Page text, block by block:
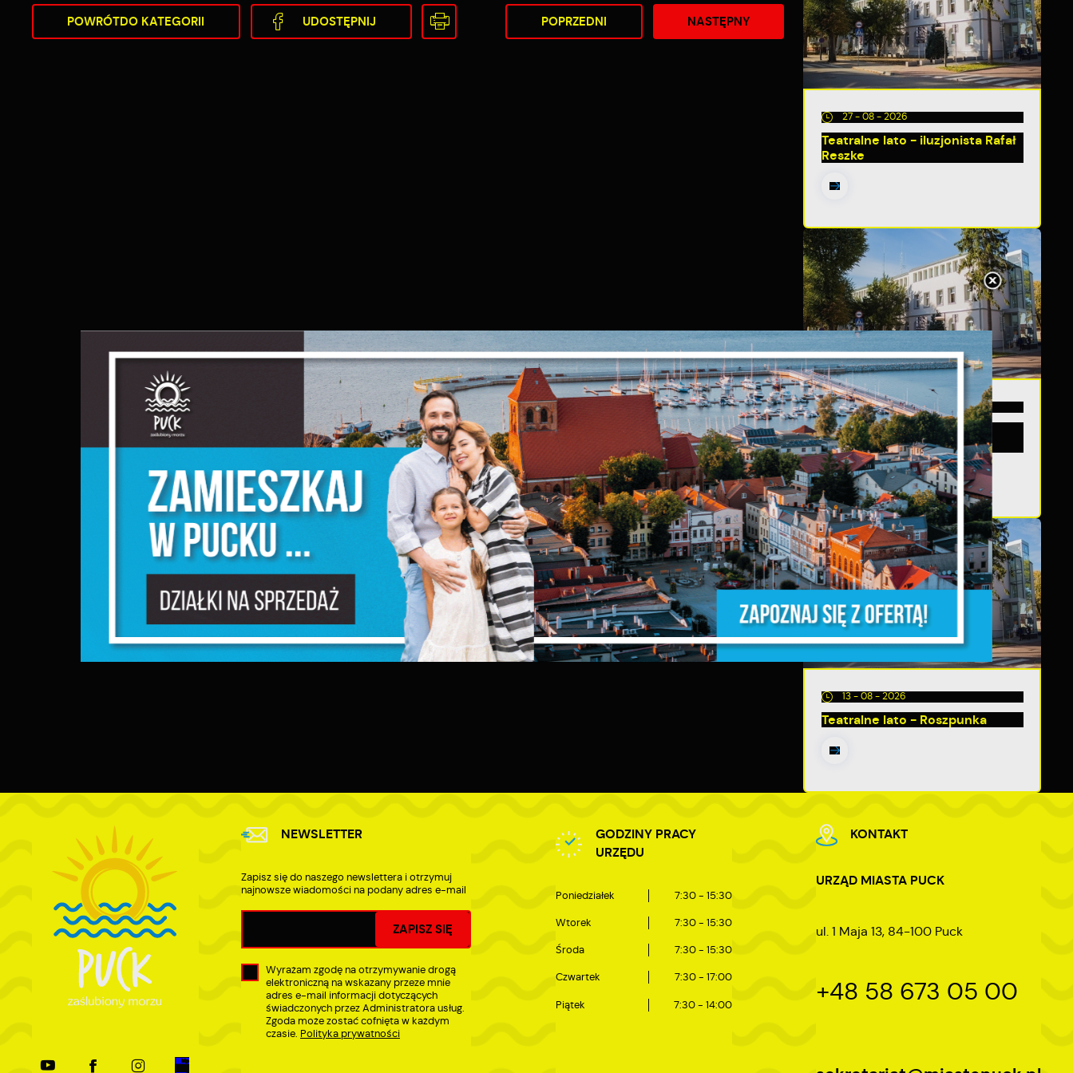
POWRÓTDO KATEGORII UDOSTĘPNIJ POPRZEDNI NASTĘPNY
27 - 08 - 2026
Teatralne lato - iluzjonista Rafał
Reszke
20 - 08 - 2026
Teatralne lato - Zdrowo i
kolorowo
13 - 08 - 2026
Teatralne lato - Roszpunka
NEWSLETTER
Zapisz się do naszego newslettera i otrzymuj
najnowsze wiadomości na podany adres e-mail
Wyrażam zgodę na otrzymywanie drogą
elektroniczną na wskazany przeze mnie
adres e-mail informacji dotyczących
świadczonych przez Administratora usług.
Zgoda może zostać cofnięta w każdym
czasie. Polityka prywatności
GODZINY PRACY
URZĘDU
Poniedziałek 7:30 - 15:30
Wtorek 7:30 - 15:30
Środa 7:30 - 15:30
Czwartek 7:30 - 17:00
Piątek 7:30 - 14:00
KONTAKT
URZĄD MIASTA PUCK
ul. 1 Maja 13, 84-100 Puck
+48 58 673 05 00
Szanujemy Twoją prywatność. Możesz zmienić ustawienia cookies lub zaakceptować
je wszystkie. W dowolnym momencie możesz dokonać zmiany swoich ustawień.
Niezbędne
Niezbędne pliki cookies służą do prawidłowego funkcjonowania strony internetowej i
umożliwiają Ci komfortowe korzystanie z oferowanych przez nas usług.
Pliki cookies odpowiadają na podejmowane przez Ciebie działania w celu m.in.
dostosowania Twoich ustawień preferencji prywatności, logowania czy wypełniania
formularzy. Dzięki plikom cookies strona, z której korzystasz, może działać bez zakłóceń.
Funkcjonalne i personalizacyjne
Tego typu pliki cookies umożliwiają stronie internetowej zapamiętanie
wprowadzonych przez Ciebie ustawień oraz personalizację określonych
funkcjonalności czy prezentowanych treści.
Dzięki tym plikom cookies możemy zapewnić Ci większy komfort korzystania z
Cookies analityczne pozwalają na uzyskanie informacji w zakresie wykorzystywania
ich popularności wśród użytkowników. Zgromadzone informacje są przetwarzane w
formie zanonimizowanej. Wyrażenie zgody na analityczne pliki cookies gwarantuje
Dzięki reklamowym plikom cookies prezentujemy Ci najciekawsze informacje i
aktualności na stronach naszych partnerów.
Promocyjne pliki cookies służą do prezentowania Ci naszych komunikatów na
podstawie analizy Twoich upodobań oraz Twoich zwyczajów dotyczących przeglądanej
witryny internetowej. Treści promocyjne mogą pojawić się na stronach podmiotów
trzecich lub firm będących naszymi partnerami oraz innych dostawców usług. Firmy
te działają w charakterze pośredników prezentujących nasze treści w postaci
wiadomości, ofert, komunikatów mediów społecznościowych.
ZAPISZ WYBRANE